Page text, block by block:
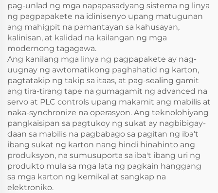
pag-unlad ng mga napapasadyang sistema ng linya
ng pagpapakete na idinisenyo upang matugunan
ang mahigpit na pamantayan sa kahusayan,
kalinisan, at kalidad na kailangan ng mga
modernong tagagawa.
Ang kanilang mga linya ng pagpapakete ay nag-
uugnay ng awtomatikong paghahatid ng karton,
pagtatakip ng takip sa itaas, at pag-sealing gamit
ang tira-tirang tape na gumagamit ng advanced na
servo at PLC controls upang makamit ang mabilis at
naka-synchronize na operasyon. Ang teknolohiyang
pangkaisipan sa pagtukoy ng sukat ay nagbibigay-
daan sa mabilis na pagbabago sa pagitan ng iba't
ibang sukat ng karton nang hindi hinahinto ang
produksyon, na sumusuporta sa iba't ibang uri ng
produkto mula sa mga lata ng pagkain hanggang
sa mga karton ng kemikal at sangkap na
elektroniko.